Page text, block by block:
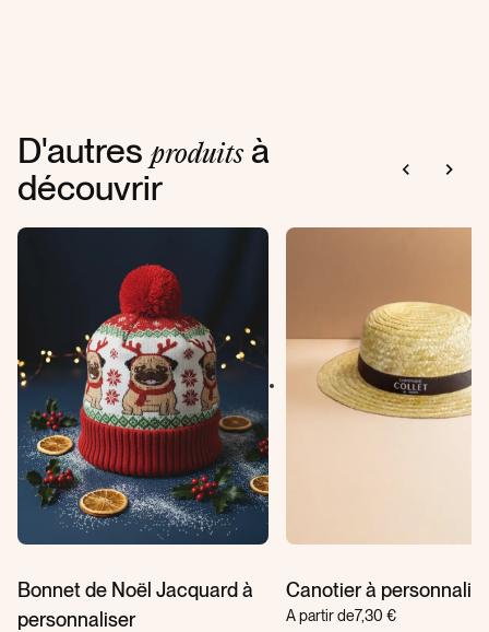
D'autres produitsà
découvrir
Bonnet de Noël Jacquard à
personnaliser
Canotier à
A partir de7,30 €